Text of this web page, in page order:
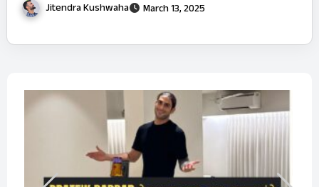
Jitendra Kushwaha March 13, 2025